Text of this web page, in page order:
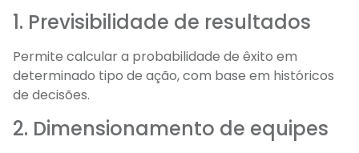
1. Previsibilidade de resultados
Permite calcular a probabilidade de êxito em
determinado tipo de ação, com base em históricos
de decisões.
2. Dimensionamento de equipes